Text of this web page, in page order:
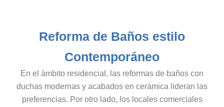
Reforma de Baños estilo
Contemporáneo
En el ámbito residencial, las reformas de baños con
duchas modernas y acabados en cerámica lideran las
preferencias. Por otro lado, los locales comerciales